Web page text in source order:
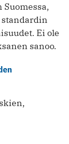
standardin
Ei ole
sanoo.